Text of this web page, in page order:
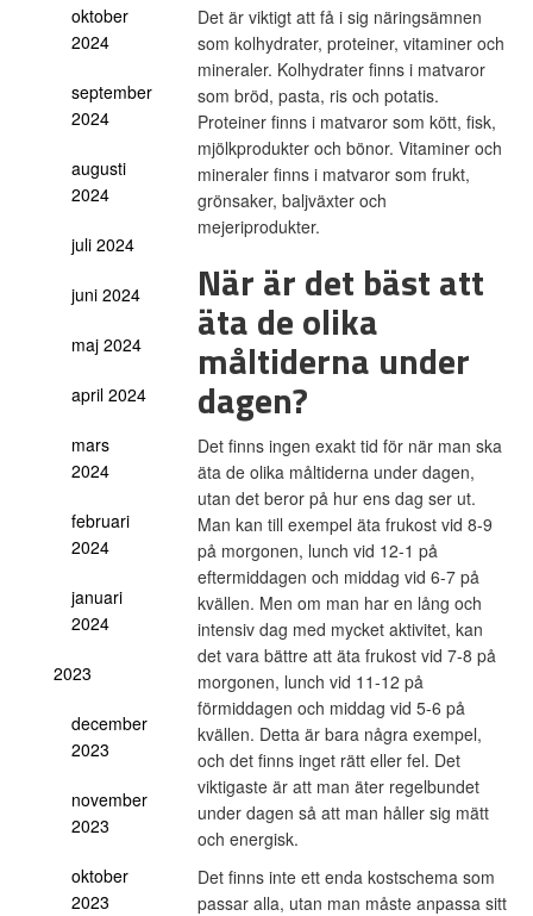
oktober
2024
september
2024
augusti
2024
juli 2024
juni 2024
maj 2024
april 2024
mars
2024
februari
2024
januari
2024
2023
december
2023
november
2023
oktober
2023
Det är viktigt att få i sig näringsämnen
som kolhydrater, proteiner, vitaminer och
mineraler. Kolhydrater finns i matvaror
som bröd, pasta, ris och potatis.
Proteiner finns i matvaror som kött, fisk,
mjölkprodukter och bönor. Vitaminer och
mineraler finns i matvaror som frukt,
grönsaker, baljväxter och
mejeriprodukter.
När är det bäst att
äta de olika
måltiderna under
dagen?
Det finns ingen exakt tid för när man ska
äta de olika måltiderna under dagen,
utan det beror på hur ens dag ser ut.
Man kan till exempel äta frukost vid 8-9
på morgonen, lunch vid 12-1 på
eftermiddagen och middag vid 6-7 på
kvällen. Men om man har en lång och
intensiv dag med mycket aktivitet, kan
det vara bättre att äta frukost vid 7-8 på
morgonen, lunch vid 11-12 på
förmiddagen och middag vid 5-6 på
kvällen. Detta är bara några exempel,
och det finns inget rätt eller fel. Det
viktigaste är att man äter regelbundet
under dagen så att man håller sig mätt
och energisk.
Det finns inte ett enda kostschema som
passar alla, utan man måste anpassa sitt